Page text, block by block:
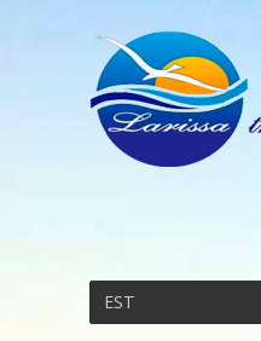
EST